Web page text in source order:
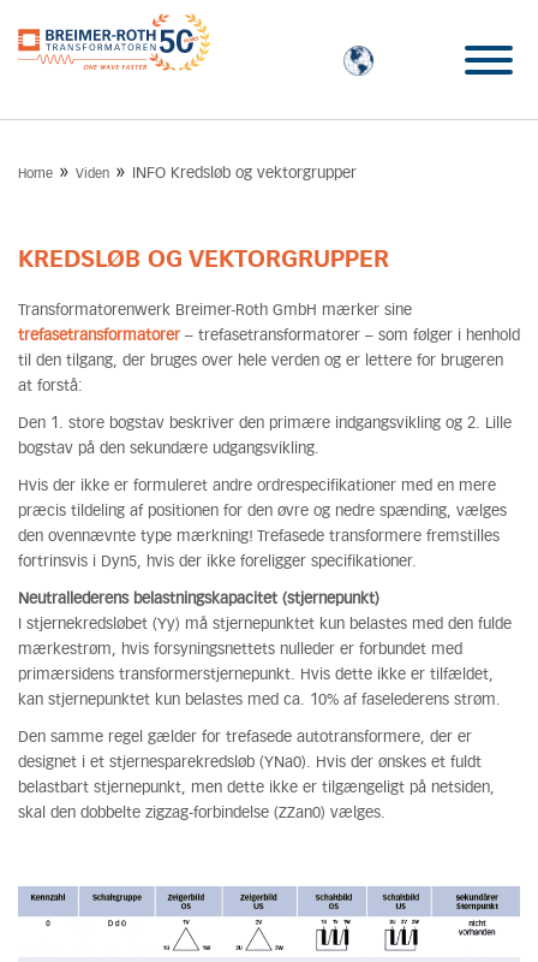
Home » Viden » INFO Kredsløb og vektorgrupper
KREDSLØB OG VEKTORGRUPPER
Transformatorenwerk Breimer-Roth GmbH mærker sine
trefasetransformatorer – trefasetransformatorer – som følger i henhold
til den tilgang, der bruges over hele verden og er lettere for brugeren
at forstå:
Den 1. store bogstav beskriver den primære indgangsvikling og 2. Lille
bogstav på den sekundære udgangsvikling.
Hvis der ikke er formuleret andre ordrespecifikationer med en mere
præcis tildeling af positionen for den øvre og nedre spænding, vælges
den ovennævnte type mærkning! Trefasede transformere fremstilles
fortrinsvis i Dyn5, hvis der ikke foreligger specifikationer.
Neutrallederens belastningskapacitet (stjernepunkt)
I stjernekredsløbet (Yy) må stjernepunktet kun belastes med den fulde
mærkestrøm, hvis forsyningsnettets nulleder er forbundet med
primærsidens transformerstjernepunkt. Hvis dette ikke er tilfældet,
kan stjernepunktet kun belastes med ca. 10% af faselederens strøm.
Den samme regel gælder for trefasede autotransformere, der er
designet i et stjernesparekredsløb (YNa0). Hvis der ønskes et fuldt
belastbart stjernepunkt, men dette ikke er tilgængeligt på netsiden,
skal den dobbelte zigzag-forbindelse (ZZan0) vælges.